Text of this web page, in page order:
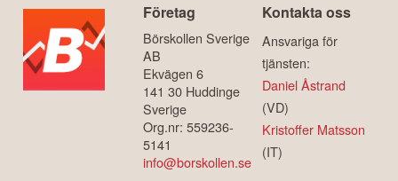
Företag
Börskollen Sverige
AB
Ekvägen 6
141 30 Huddinge
Sverige
Org.nr: 559236-
5141
info@borskollen.se
Kontakta oss
Ansvariga för
tjänsten:
Daniel Åstrand
(VD)
Kristoffer Matsson
(IT)